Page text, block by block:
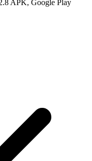
APK, Google Play